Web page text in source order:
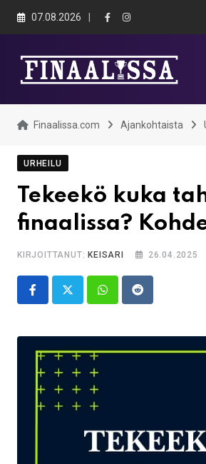
Skip
07.08.2026
Finaalissa.com Ajankohtaista
URHEILU
Tekeekö kuka
finaalissa?
KIRJOITTANUT: KEISARI 26.04.2025
WhatsappReddit